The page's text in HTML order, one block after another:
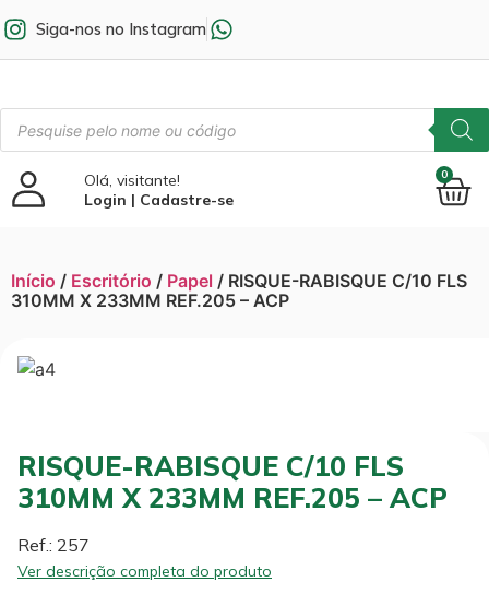
Siga-nos no Instagram
Olá, visitante!
Login | Cadastre-se
0
Início / Escritório / Papel / RISQUE-RABISQUE C/10 FLS
310MM X 233MM REF.205 – ACP
RISQUE-RABISQUE C/10 FLS
310MM X 233MM REF.205 – ACP
Ref.: 257
Ver descrição completa do produto